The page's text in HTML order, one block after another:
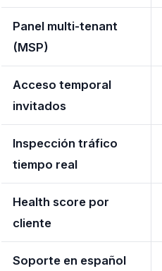
Panel multi-tenant
(MSP)
Acceso temporal
invitados
Inspección tráfico
tiempo real
Health score por
cliente
Soporte en español